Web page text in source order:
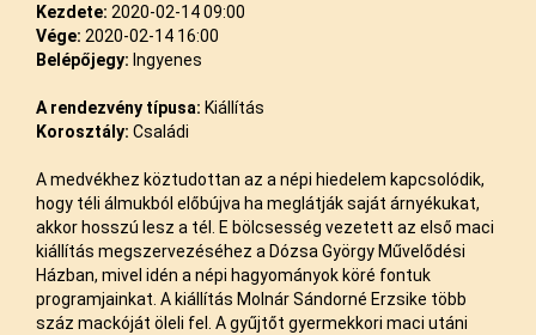
Kezdete: 2020-02-14 09:00
Vége: 2020-02-14 16:00
Belépőjegy: Ingyenes
A rendezvény típusa: Kiállítás
Korosztály: Családi
A medvékhez köztudottan az a népi hiedelem kapcsolódik,
hogy téli álmukból előbújva ha meglátják saját árnyékukat,
akkor hosszú lesz a tél. E bölcsesség vezetett az első maci
kiállítás megszervezéséhez a Dózsa György Művelődési
Házban, mivel idén a népi hagyományok köré fontuk
programjainkat. A kiállítás Molnár Sándorné Erzsike több
száz mackóját öleli fel. A gyűjtőt gyermekkori maci utáni